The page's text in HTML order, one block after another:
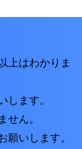
上はわかりま
します。
せん。
願いします。